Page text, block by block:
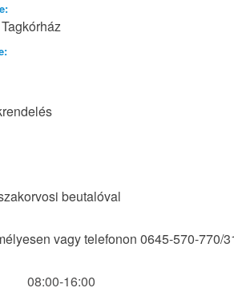
beutalóval
vagy telefonon 0645-570-770/
08:00-16:00